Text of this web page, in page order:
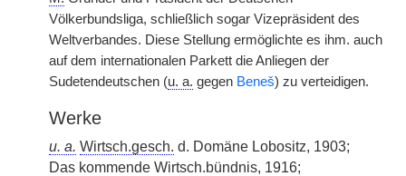
Völkerbundsliga, schließlich sogar Vizepräsident des
Weltverbandes. Diese Stellung ermöglichte es ihm. auch
auf dem internationalen Parkett die Anliegen der
Sudetendeutschen (u. a. gegen Beneš) zu verteidigen.
Werke
u. a. Wirtsch.gesch. d. Domäne Lobositz, 1903;
Das kommende Wirtsch.bündnis, 1916;